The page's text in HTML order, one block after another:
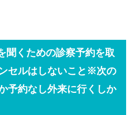
聞くための診察予約を取
セルはしないこと※次の
予約なし外来に行くしか